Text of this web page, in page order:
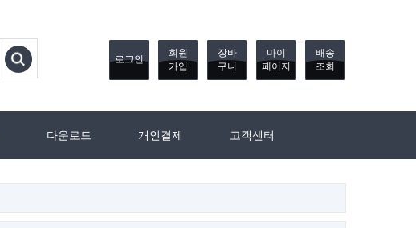
로그인
회원
가입
장바
구니
마이
페이지
배송
조회
다운로드 개인결제 고객센터